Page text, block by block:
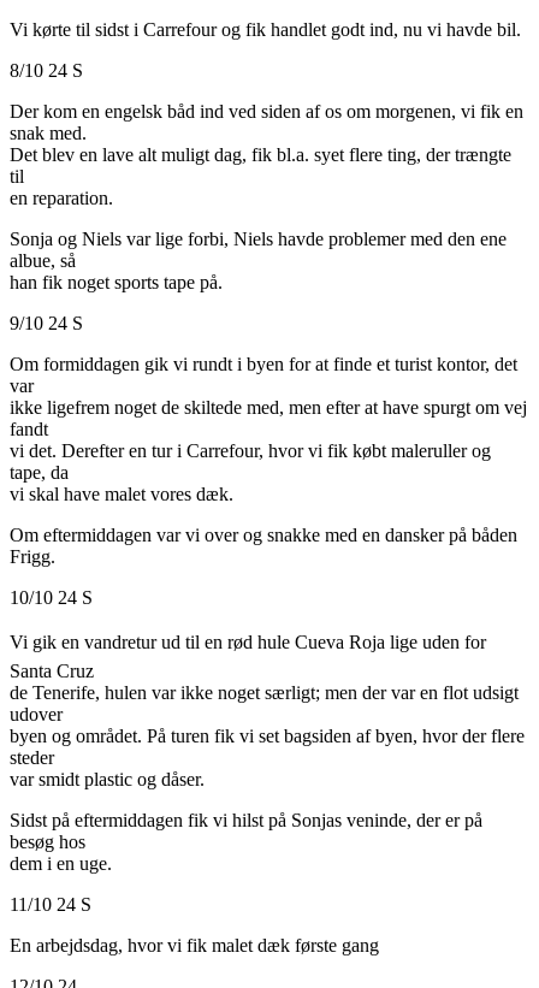
Vi kørte til sidst i Carrefour og fik handlet godt ind, nu vi havde bil.
8/10 24 S
Der kom en engelsk båd ind ved siden af os om morgenen, vi fik en
snak med.
Det blev en lave alt muligt dag, fik bl.a. syet flere ting, der trængte
til
en reparation.
Sonja og Niels var lige forbi, Niels havde problemer med den ene
albue, så
han fik noget sports tape på.
9/10 24 S
Om formiddagen gik vi rundt i byen for at finde et turist kontor, det
var
ikke ligefrem noget de skiltede med, men efter at have spurgt om vej
fandt
vi det. Derefter en tur i Carrefour, hvor vi fik købt maleruller og
tape, da
vi skal have malet vores dæk.
Om eftermiddagen var vi over og snakke med en dansker på båden
Frigg.
10/10 24 S
Vi gik en vandretur ud til en rød hule Cueva Roja lige uden for
Santa Cruz
de Tenerife, hulen var ikke noget særligt; men der var en flot udsigt
udover
byen og området. På turen fik vi set bagsiden af byen, hvor der flere
steder
var smidt plastic og dåser.
Sidst på eftermiddagen fik vi hilst på Sonjas veninde, der er på
besøg hos
dem i en uge.
11/10 24 S
En arbejdsdag, hvor vi fik malet dæk første gang